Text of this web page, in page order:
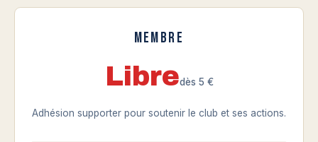
Membre
Libredès 5 €
Adhésion supporter pour soutenir le club et ses actions.